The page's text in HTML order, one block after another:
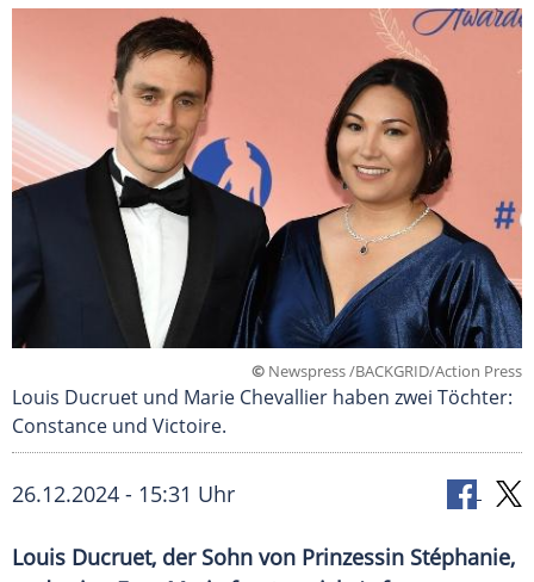
© Newspress /BACKGRID/Action Press
Louis Ducruet und Marie Chevallier haben zwei Töchter:
Constance und Victoire.
26.12.2024 - 15:31 Uhr
Louis Ducruet, der Sohn von Prinzessin Stéphanie,